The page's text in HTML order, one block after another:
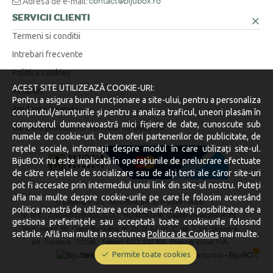
SERVICII CLIENTI
Termeni si conditii
Intrebari frecvente
Politica cookies
Retururi
Anulare comanda
Garantia produselor vandute de BijuBOX
© Copyright S.C. BIJUBOX S.R.L. © 2019 -2026.
Nr. R.C.: J2019001260331, C.U.I.: RO41357168, Capital social 200 RON.
Sediu social: Str. Calea Burdujeni, nr. 25, bl. 52, sc. C, ap. 7, loc. Suceava,
jud. Suceava, 720106.
Telefon: 0371 230 499. Preturile includ TVA.
Stocurile sunt afișate în timp real.
Permite toate cookies
ACEST SITE UTILIZEAZĂ COOKIE-URI:
Pentru a asigura buna funcționare a site-ului, pentru a personaliza
conținutul/anunțurile și pentru a analiza traficul, uneori plasăm în
computerul dumneavoastră mici fișiere de date, cunoscute sub
numele de cookie-uri. Putem oferi partenerilor de publicitate, de
rețele sociale, informații despre modul în care utilizați site-ul.
BijuBOX nu este implicată în operațiunile de prelucrare efectuate
de către rețelele de socializare sau de alți terti ale căror site-uri
pot fi accesate prin intermediul unui link din site-ul nostru. Puteți
afla mai multe despre cookie-urile pe care le folosim aceesând
politica noastră de utilziare a cookie-urilor. Aveți posibilitatea de a
gestiona preferințele sau acceptată toate cookieurile folosind
setările. Află mai multe in sectiunea Politica de Cookiesmai multe.